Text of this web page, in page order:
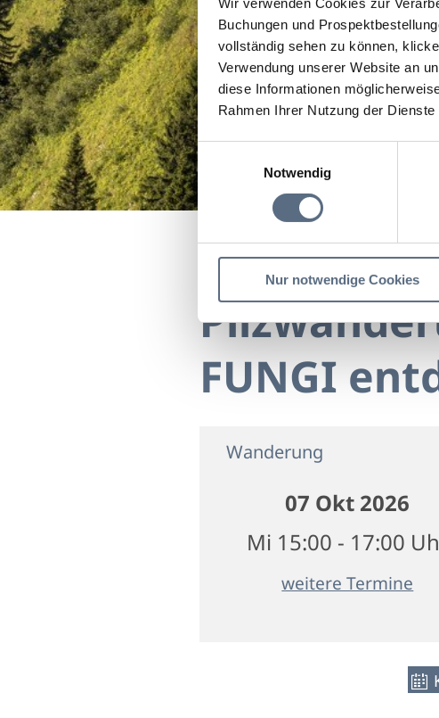
Buchungen und
vollständig sehen zu können,
Verwendung unserer Website an
diese Informationen
Rahmen Ihrer Nutzung der
Einwilligungsauswahl
Notwendig
Nur notwendige Cookies
FUNGI
Wanderung
07 Okt 2026
Mi 15:00 - 17:00
weitere Termine